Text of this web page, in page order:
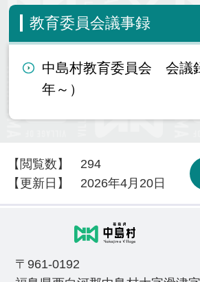
教育委員会議事録
中島村教育委員会 会
年～）
【閲覧数】
294
【更新日】
2026年4月20日
〒961-0192